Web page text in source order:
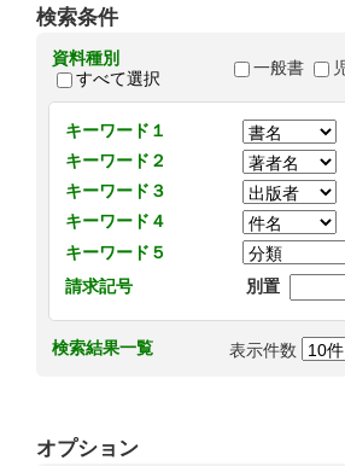
検索条件
資料種別
すべて選択
一般書
キーワード１
キーワード２
キーワード３
キーワード４
キーワード５
請求記号
別置
検索結果一覧 表示件数
オプション